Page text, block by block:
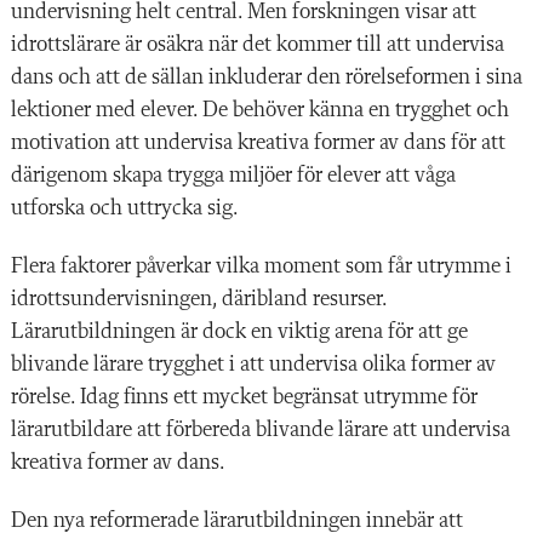
undervisning helt central. Men forskningen visar att
idrottslärare är osäkra när det kommer till att undervisa
dans och att de sällan inkluderar den rörelseformen i sina
lektioner med elever. De behöver känna en trygghet och
motivation att undervisa kreativa former av dans för att
därigenom skapa trygga miljöer för elever att våga
utforska och uttrycka sig.
Flera faktorer påverkar vilka moment som får utrymme i
idrottsundervisningen, däribland resurser.
Lärarutbildningen är dock en viktig arena för att ge
blivande lärare trygghet i att undervisa olika former av
rörelse. Idag finns ett mycket begränsat utrymme för
lärarutbildare att förbereda blivande lärare att undervisa
kreativa former av dans.
Den nya reformerade lärarutbildningen innebär att